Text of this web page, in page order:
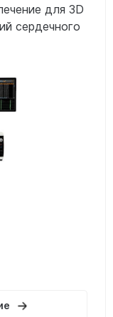
для 3D
сердечного